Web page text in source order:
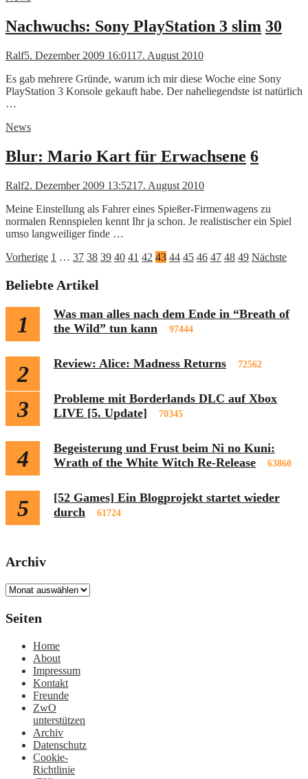
Nachwuchs: Sony PlayStation 3 slim 30
Ralf5. Dezember 2009 16:0117. August 2010
Es gab mehrere Gründe, warum ich mir diese Woche eine Sony
PlayStation 3 Konsole gekauft habe. Der naheliegendste ist natürlich
…
News
Blur: Mario Kart für Erwachsene 6
Ralf2. Dezember 2009 13:5217. August 2010
Meine Einstellung als Fahrer eines Spießer-Firmenwagens zu
normalen Rennspielen kennt Ihr ja schon. Je realistischer ein Spiel
umso langweiliger finde …
Seitennummerierung
der
Vorherige 1 … 37 38 39 40 41 42 43 44 45 46 47 48 49 Nächste
Beliebte Artikel
1
Was man alles nach dem Ende in “Breath of
the Wild” tun kann
97444
2 Review: Alice: Madness Returns 72562
3
Probleme mit Borderlands DLC auf Xbox
LIVE [5. Update]
70345
4
Begeisterung und Frust beim Ni no Kuni:
Wrath of the White Witch Re-Release
63860
5
[52 Games] Ein Blogprojekt startet wieder
durch
61724
Archiv
Archiv
Seiten
Home
About
Impressum
Kontakt
Freunde
ZwO
unterstützen
Archiv
Datenschutz
Cookie-
Richtlinie